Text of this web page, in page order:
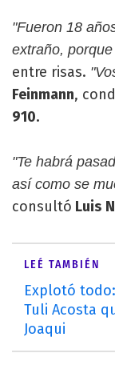
"Fueron 18
extraño,
entre risas.
Feinmann,
910.
"Te habrá
así como se
consultó Luis
LEÉ TAMBIÉN
Explotó
Tuli Acosta
Joaqui